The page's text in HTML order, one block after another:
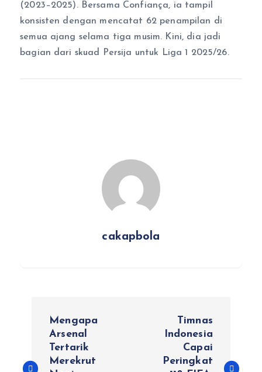
(2023–2025). Bersama Confiança, ia tampil
konsisten dengan mencatat 62 penampilan di
semua ajang selama tiga musim. Kini, dia jadi
bagian dari skuad Persija untuk Liga 1 2025/26.
cakapbola
Mengapa
Arsenal
Tertarik
Merekrut
Timnas
Indonesia
Capai
Peringkat